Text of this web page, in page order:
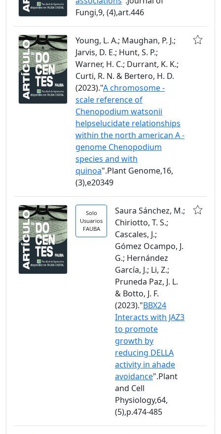
Fungi,9, (4),art.446
Young, L. A.; Maughan, P. J.;
Jarvis, D. E.; Hunt, S. P.;
Warner, H. C.; Durrant, K. K.;
Curti, R. N. & Bertero, H. D.
(2023)."A chromosome -
scale reference of
Chenopodium watsonii
helpselucidate relationships
within the north american A -
genome Chenopodium
species and with
quinoa".Plant Genome,16,
(3),e20349
Solo
Usuarios
FAUBA
Saura Sánchez, M.;
Chiriotto, T. S.;
Cascales, J.;
Gómez Ocampo, J.
G.; Hernández
García, J.; Li, Z.;
Pruneda Paz, J. L.
& Botto, J. F.
(2023)."BBX24
Interacts with JAZ3
to promote
growth by
reducing DELLA
activity in ahade
avoidance".Plant
and Cell
Physiology,64,
(5),p.474-485